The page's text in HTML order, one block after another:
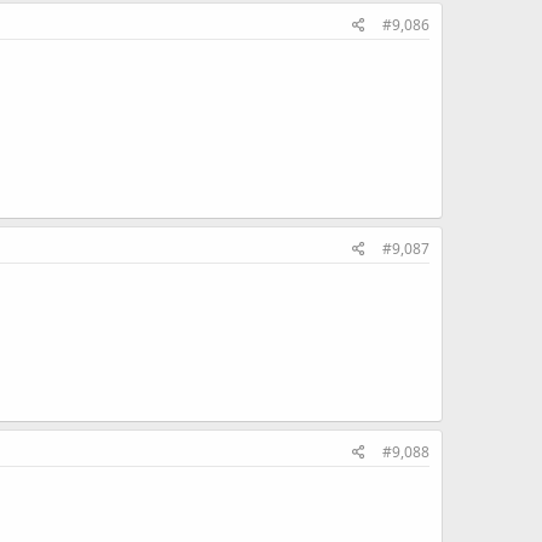
#9,086
#9,087
#9,088